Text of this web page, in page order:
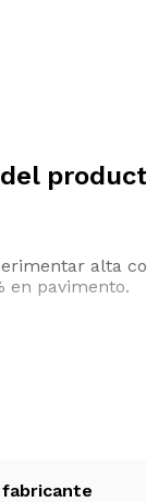
alta
en pavimento.